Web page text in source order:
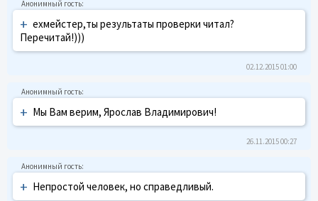
+ ехмейстер,ты результаты проверки читал?
Перечитай!)))
02.12.2015 01:00
+ Мы Вам верим, Ярослав Владимирович!
26.11.2015 00:27
+ Непростой человек, но справедливый.